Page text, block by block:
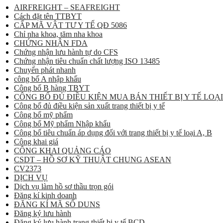
AIRFREIGHT – SEAFREIGHT
Cách đặt tên TTBYT
CẤP MÃ VẬT TƯ Y TẾ QĐ 5086
Chỉ nha khoa, tăm nha khoa
CHỨNG NHẬN FDA
Chứng nhận lưu hành tự do CFS
Chứng nhận tiêu chuẩn chất lượng ISO 13485
Chuyển phát nhanh
công bố A nhập khẩu
Công bố B hàng TBYT
CÔNG BỐ ĐỦ ĐIỀU KIỆN MUA BÁN THIẾT BỊ Y TẾ
Công bố đủ điều kiện sản xuất trang thiết bị y tế
Công bố mỹ phẩm
Công bố Mỹ phẩm Nhập khẩu
Công bố tiêu chuẩn áp dụng đối với trang thiết bị y tế loại A, B
Công khai giá
CÔNG KHAI QUẢNG CÁO
CSDT – HỒ SƠ KỸ THUẬT CHUNG ASEAN
CV2373
DỊCH VỤ
Dịch vụ làm hồ sơ thầu trọn gói
Đăng kí kinh doanh
ĐĂNG KÍ MÃ SỐ DUNS
Đăng ký lưu hành